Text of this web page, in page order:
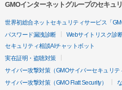
GMOインターネットグループのセキュ
世界初総合ネットセキュリティサービス「
パスワード漏洩診断
Webサイトリスク診
セキュリティ相談AIチャットボット
実在証明・盗聴対策
サイバー攻撃対策（GMOサイバーセキュリテ
サイバー攻撃対策（GMO Flatt Security）